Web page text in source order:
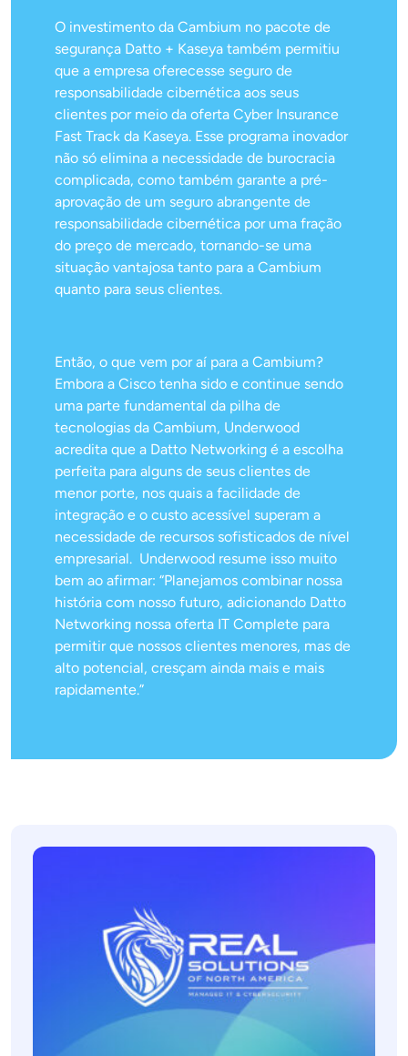
O investimento da Cambium no pacote de
segurança Datto + Kaseya também permitiu
que a empresa oferecesse seguro de
responsabilidade cibernética aos seus
clientes por meio da oferta Cyber Insurance
Fast Track da Kaseya. Esse programa inovador
não só elimina a necessidade de burocracia
complicada, como também garante a pré-
aprovação de um seguro abrangente de
responsabilidade cibernética por uma fração
do preço de mercado, tornando-se uma
situação vantajosa tanto para a Cambium
quanto para seus clientes.
Então, o que vem por aí para a Cambium?
Embora a Cisco tenha sido e continue sendo
uma parte fundamental da pilha de
tecnologias da Cambium, Underwood
acredita que a Datto Networking é a escolha
perfeita para alguns de seus clientes de
menor porte, nos quais a facilidade de
integração e o custo acessível superam a
necessidade de recursos sofisticados de nível
empresarial. Underwood resume isso muito
bem ao afirmar: “Planejamos combinar nossa
história com nosso futuro, adicionando Datto
Networking nossa oferta IT Complete para
permitir que nossos clientes menores, mas de
alto potencial, cresçam ainda mais e mais
rapidamente.”